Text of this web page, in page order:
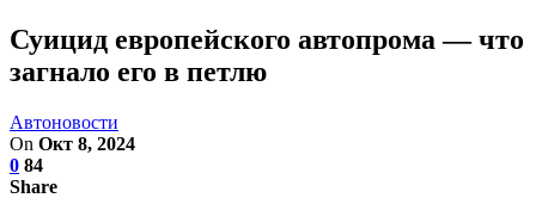
Суицид европейского автопрома — что
загнало его в петлю
Автоновости
On Окт 8, 2024
0 84
Share